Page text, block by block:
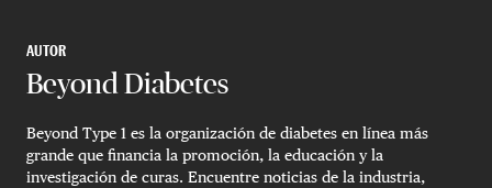
AUTOR
Beyond Diabetes
Beyond Type 1 es la organización de diabetes en línea más
grande que financia la promoción, la educación y la
investigación de curas. Encuentre noticias de la industria,